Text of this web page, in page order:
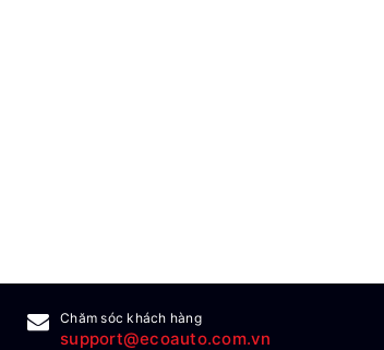
Chăm sóc khách hàng
support@ecoauto.com.vn